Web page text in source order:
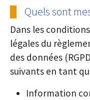
Quels sont
Dans les
légales du
des données
suivants en tant
Information